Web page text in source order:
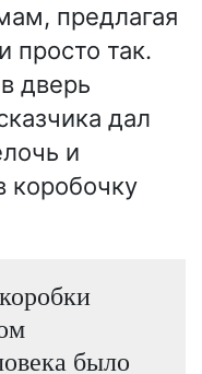
предлагая
просто так.
дверь
дал
и
коробочку
было